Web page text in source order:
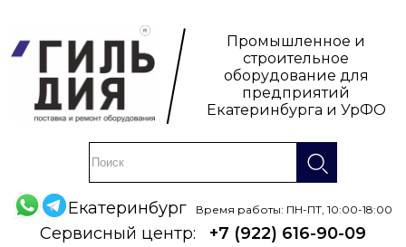
Промышленное и
строительное
оборудование для
предприятий
Екатеринбурга и УрФО
Екатеринбург Время работы: ПН-ПТ, 10:00-18:00
Сервисный центр:
+7 (922) 616-90-09